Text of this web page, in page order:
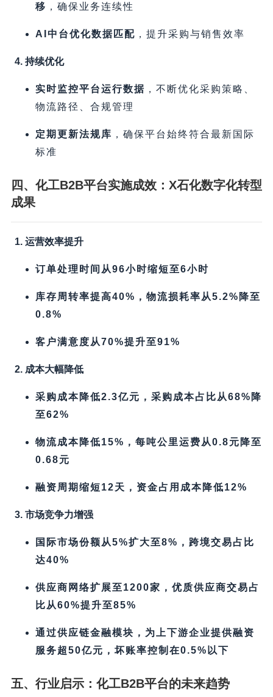
移 ，确保业务连续性
AI中台优化数据匹配 ，提升采购与销售效率
4. 持续优化
实时监控平台运行数据 ，不断优化采购策略、
物流路径、合规管理
定期更新法规库 ，确保平台始终符合最新国际
标准
四、 化工B2B平台实施成效：X石化数字化转型
成果
1. 运营效率提升
订单处理时间从96小时缩短至6小时
库存周转率提高40%，物流损耗率从5.2%降至
0.8%​
客户满意度从70%提升至91%​
2. 成本大幅降低
采购成本降低2.3亿元，采购成本占比从68%降
至62%​
物流成本降低15%，每吨公里运费从0.8元降至
0.68元
融资周期缩短12天，资金占用成本降低12%​
3. 市场竞争力增强
国际市场份额从5%扩大至8%，跨境交易占比
达40%​
供应商网络扩展至1200家，优质供应商交易占
比从60%提升至85%​
通过供应链金融模块，为上下游企业提供融资
服务超50亿元，坏账率控制在0.5%以下
五、行业启示：化工B2B平台的未来趋势